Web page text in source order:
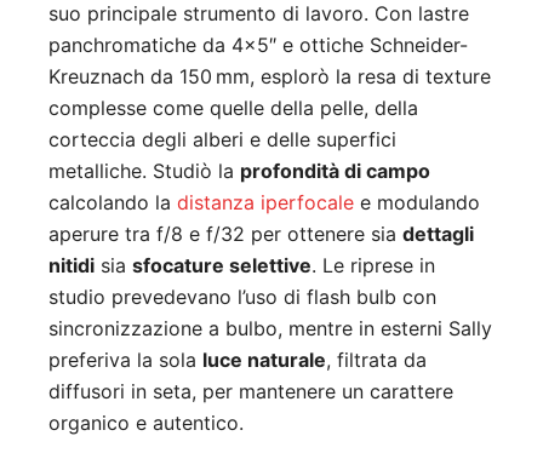
suo principale strumento di lavoro. Con lastre
panchromatiche da 4×5″ e ottiche Schneider-
Kreuznach da 150 mm, esplorò la resa di texture
complesse come quelle della pelle, della
corteccia degli alberi e delle superfici
metalliche. Studiò la profondità di campo
calcolando la distanza iperfocale e modulando
aperure tra f/8 e f/32 per ottenere sia dettagli
nitidi sia sfocature selettive. Le riprese in
studio prevedevano l’uso di flash bulb con
sincronizzazione a bulbo, mentre in esterni Sally
preferiva la sola luce naturale, filtrata da
diffusori in seta, per mantenere un carattere
organico e autentico.